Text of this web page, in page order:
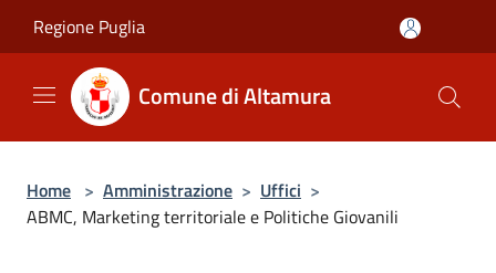
Regione Puglia
Comune di Altamura
Home > Amministrazione > Uffici >
ABMC, Marketing territoriale e Politiche Giovanili